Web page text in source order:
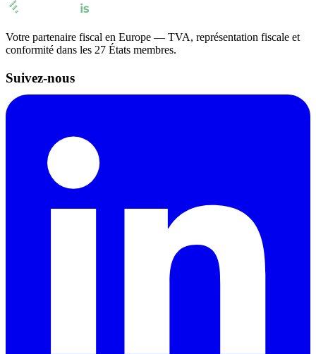
Votre partenaire fiscal en Europe — TVA, représentation fiscale et
conformité dans les 27 États membres.
Suivez-nous